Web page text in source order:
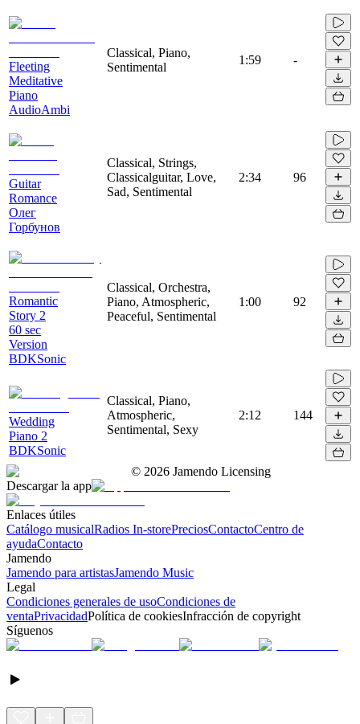
Fleeting
Meditative
Piano
AudioAmbi
Classical, Piano,
Sentimental
1:59 -
Guitar
Romance
Олег
Горбунов
Classical, Strings,
Classicalguitar, Love,
Sad, Sentimental
2:34 96
Romantic
Story 2
60 sec
Version
BDKSonic
Classical, Orchestra,
Piano, Atmospheric,
Peaceful, Sentimental
1:00 92
Wedding
Piano 2
BDKSonic
Classical, Piano,
Atmospheric,
Sentimental, Sexy
2:12 144
© 2026 Jamendo Licensing
Descargar la app
Enlaces útiles
Catálogo musicalRadios In-storePreciosContactoCentro de
ayudaContacto
Jamendo
Jamendo para artistasJamendo Music
Legal
Condiciones generales de usoCondiciones de
ventaPrivacidadPolítica de cookiesInfracción de copyright
Síguenos